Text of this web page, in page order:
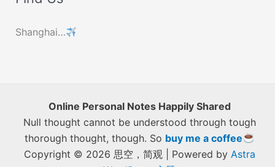
Shanghai…
Online Personal Notes Happily Shared
Null thought cannot be understood through tough
thorough thought, though. So buy me a coffee
Copyright © 2026 思空，简观 | Powered by Astra